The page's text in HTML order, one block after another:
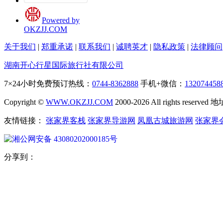
Powered by
OKZJJ.COM
关于我们 | 郑重承诺 | 联系我们 | 诚聘英才 | 隐私政策 | 法律顾问
湖南开心行星国际旅行社有限公司
7×24小时免费预订热线： 0744-8362888 手机+微信：
Copyright © WWW.OKZJJ.COM 2000-2026 All rights reserved
友情链接： 张家界客栈 张家界导游网 凤凰古城旅游网 张家界
湘公网安备 43080202000185号
分享到：